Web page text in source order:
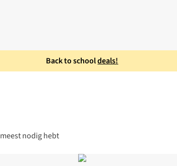
Back to schooldeals!
nodig hebt